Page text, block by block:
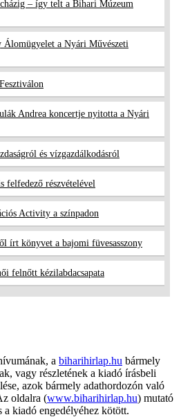
– így telt a Bihari Múzeum
Álomügyelet a Nyári Művészeti
Andrea koncertje nyitotta a Nyári
és vízgazdálkodásról
felfedező részvételével
Activity a színpadon
írt könyvet a bajomi füvesasszony
felnőtt kézilabdacsapata
a biharihirlap.hu bármely
vagy részletének a kiadó írásbeli
azok bármely adathordozón való
oldalra (www.biharihirlap.hu) mutató
a kiadó engedélyéhez kötött.